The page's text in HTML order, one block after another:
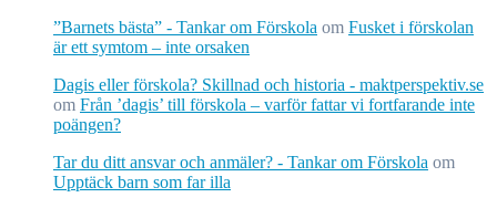
”Barnets bästa” - Tankar om Förskola om Fusket i förskolan
är ett symtom – inte orsaken
Dagis eller förskola? Skillnad och historia - maktperspektiv.se
om Från ’dagis’ till förskola – varför fattar vi fortfarande inte
poängen?
Tar du ditt ansvar och anmäler? - Tankar om Förskola om
Upptäck barn som far illa